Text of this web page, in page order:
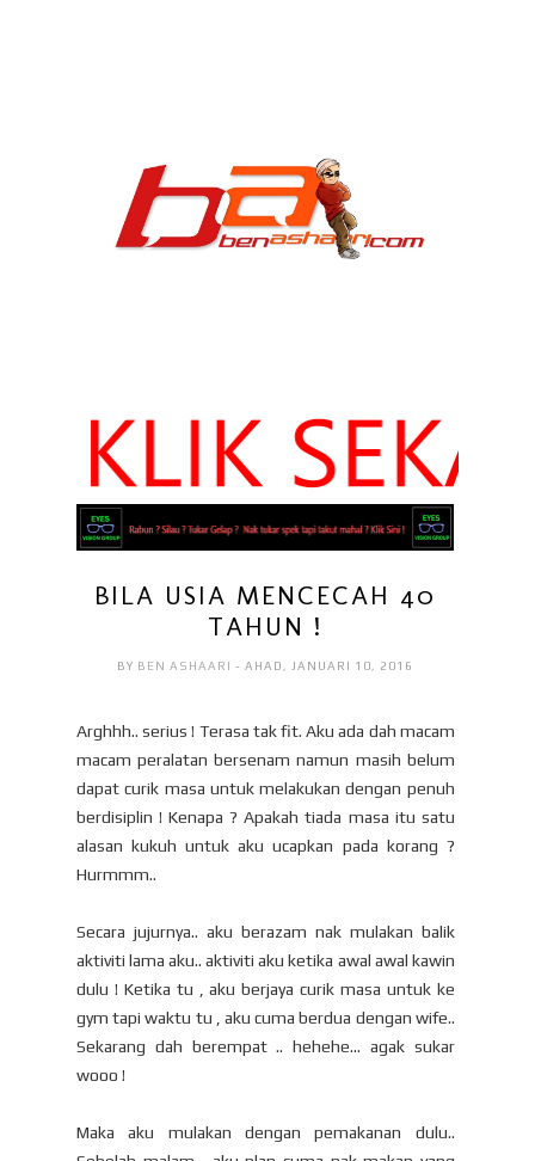
BILA USIA MENCECAH 40
TAHUN !
BY BEN ASHAARI- AHAD, JANUARI 10, 2016
Arghhh.. serius ! Terasa tak fit. Aku ada dah macam
macam peralatan bersenam namun masih belum
dapat curik masa untuk melakukan dengan penuh
berdisiplin ! Kenapa ? Apakah tiada masa itu satu
alasan kukuh untuk aku ucapkan pada korang ?
Hurmmm..
Secara jujurnya.. aku berazam nak mulakan balik
aktiviti lama aku.. aktiviti aku ketika awal awal kawin
dulu ! Ketika tu , aku berjaya curik masa untuk ke
gym tapi waktu tu , aku cuma berdua dengan wife..
Sekarang dah berempat .. hehehe... agak sukar
wooo !
Maka aku mulakan dengan pemakanan dulu..